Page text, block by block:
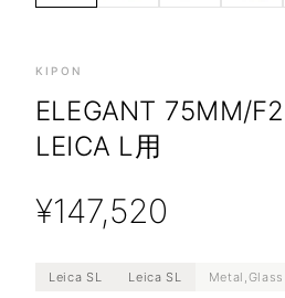
KIPON
ELEGANT 75MM/
LEICA L用
¥147,520
Leica SL Leica SL Metal,Glass